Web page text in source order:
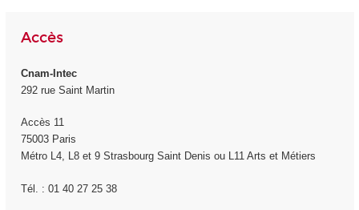
Accès
Cnam-Intec
292 rue Saint Martin
Accès 11
75003 Paris
Métro L4, L8 et 9 Strasbourg Saint Denis ou L11 Arts et Métiers
Tél. : 01 40 27 25 38